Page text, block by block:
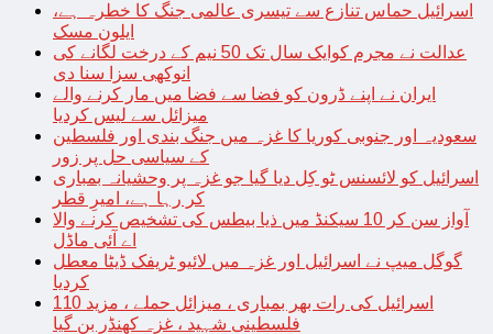
اسرائیل حماس تنازع سے تیسری عالمی جنگ کا خطرہ ہے،
ایلون مسک
عدالت نے مجرم کوایک سال تک 50 نیم کے درخت لگانے کی
انوکھی سزا سنا دی
ایران نے اپنے ڈرون کو فضا سے فضا میں مار کرنے والے
میزائل سے لیس کردیا
سعودیہ اور جنوبی کوریا کا غزہ میں جنگ بندی اور فلسطین
کے سیاسی حل پر زور
اسرائیل کو لائسنس ٹو کِل دیا گیا جو غزہ پر وحشیانہ بمباری
کر رہا ہے، امیرِ قطر
آواز سن کر 10 سیکنڈ میں ذیا بیطس کی تشخیص کرنے والا
اے آئی ماڈل
گوگل میپ نے اسرائیل اور غزہ میں لائیو ٹریفک ڈیٹا معطل
کردیا
اسرائیل کی رات بھر بمباری ، میزائل حملے ، مزید 110
فلسطینی شہید ، غزہ کھنڈر بن گیا